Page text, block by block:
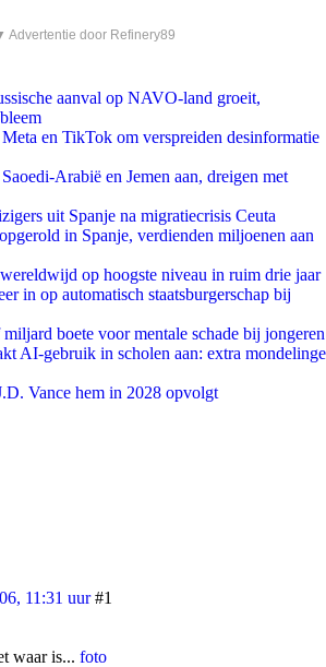
Advertentie door Refinery89
aanval op NAVO-land groeit,
en TikTok om verspreiden desinformatie
Arabië en Jemen aan, dreigen met
uit Spanje na migratiecrisis Ceuta
in Spanje, verdienden miljoenen aan
op hoogste niveau in ruim drie jaar
in op automatisch staatsburgerschap bij
boete voor mentale schade bij jongeren
AI-gebruik in scholen aan: extra mondelinge
Vance hem in 2028 opvolgt
11:31 uur #1
waar is... foto